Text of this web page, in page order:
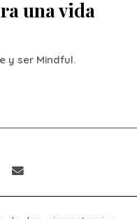
una vida
y ser Mindful.